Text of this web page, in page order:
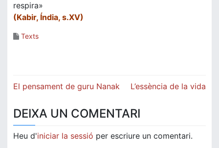
respira»
(Kabir, Índia, s.XV)
Texts
Navegació
El pensament de guru Nanak L’essència de la vida
DEIXA UN COMENTARI
Heu d'iniciar la sessió per escriure un comentari.